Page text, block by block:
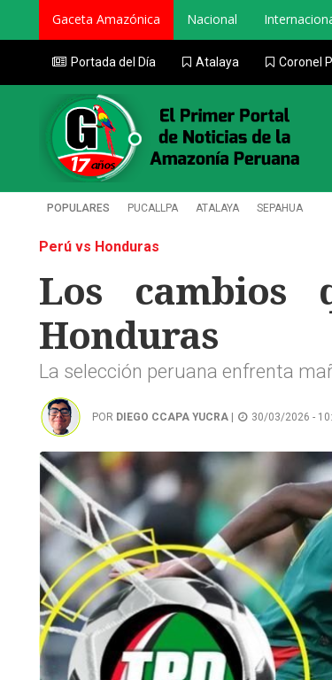
Gaceta Amazónica Nacional
Portada del Día Atalaya Coronel
POPULARES PUCALLPA ATALAYA SEPAHUA
Perú vs Honduras
Los cambios
Honduras
La selección peruana enfrenta
POR DIEGO CCAPA YUCRA 30/03/2026 -